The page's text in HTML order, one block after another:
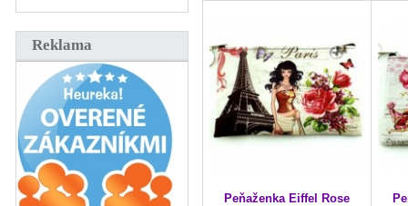
Reklama
Peňaženka Eiffel Rose